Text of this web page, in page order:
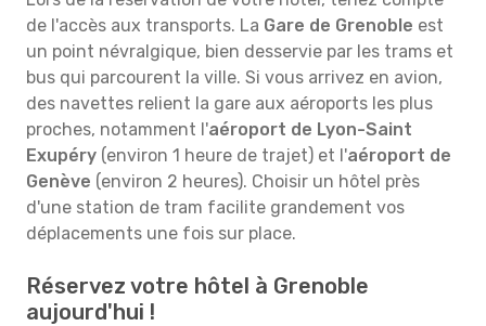
de l'accès aux transports. La Gare de Grenoble est
un point névralgique, bien desservie par les trams et
bus qui parcourent la ville. Si vous arrivez en avion,
des navettes relient la gare aux aéroports les plus
proches, notamment l'aéroport de Lyon-Saint
Exupéry (environ 1 heure de trajet) et l'aéroport de
Genève (environ 2 heures). Choisir un hôtel près
d'une station de tram facilite grandement vos
déplacements une fois sur place.
Réservez votre hôtel à Grenoble
aujourd'hui !